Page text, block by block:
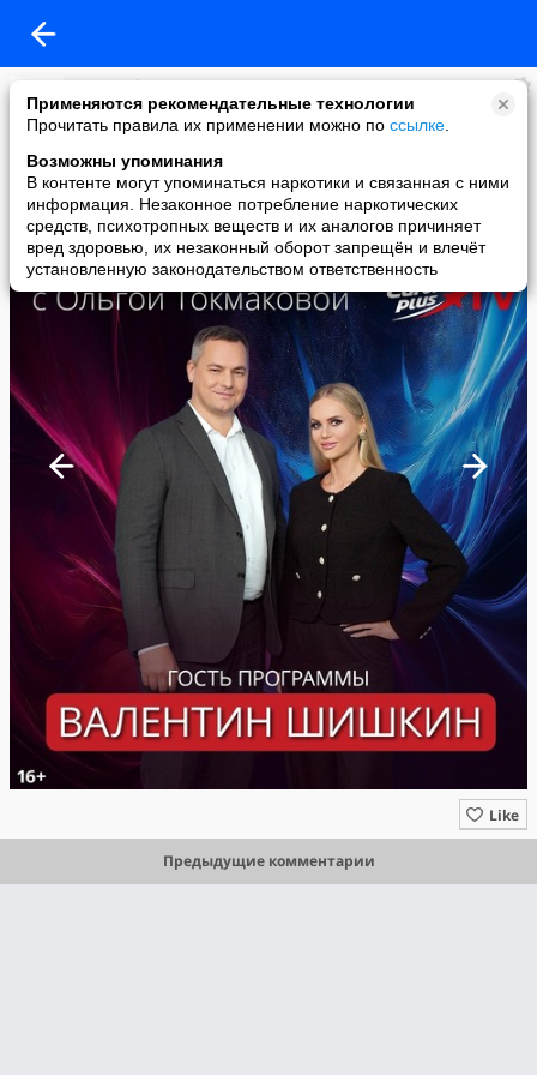
Применяются рекомендательные технологии
Прочитать правила их применении можно по ссылке
Возможны упоминания
В контенте могут упоминаться наркотики и связанная с ними
информация. Незаконное потребление наркотических
средств, психотропных веществ и их аналогов причиняет
вред здоровью, их незаконный оборот запрещён и влечёт
установленную законодательством ответственность
Europa Plus TV
added a photo
09 May в 15:37
Like
Предыдущие комментарии